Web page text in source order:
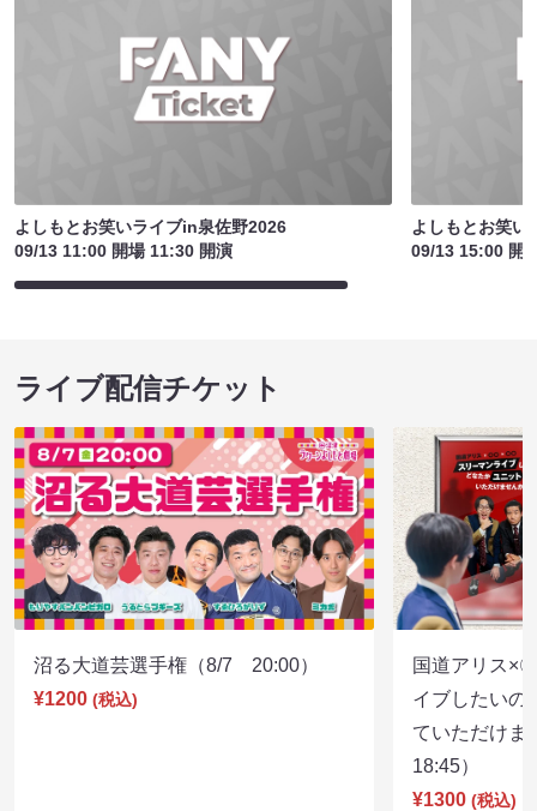
よしもとお笑いライブin泉佐野2026
09/13 11:00 開場 11:30 開演
よしもとお笑
09/13 15:00 開
ライブ配信チケット
沼る大道芸選手権（8/7 20:00）
¥1200 (税込)
国道アリス×
イブしたいの
ていただけ
18:45）
¥1300 (税込)